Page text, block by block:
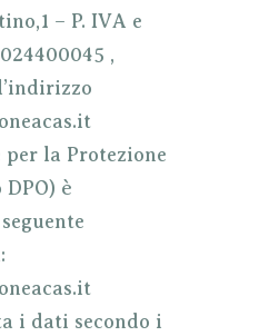
– P. IVA e
,
per la Protezione
è
i dati secondo i